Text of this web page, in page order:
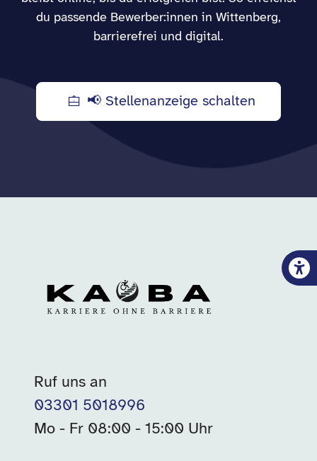
du passende Bewerber:innen in Wittenberg,
barrierefrei und digital.
📢 Stellenanzeige schalten
Ruf uns an
03301 5018996
Mo - Fr 08:00 - 15:00 Uhr